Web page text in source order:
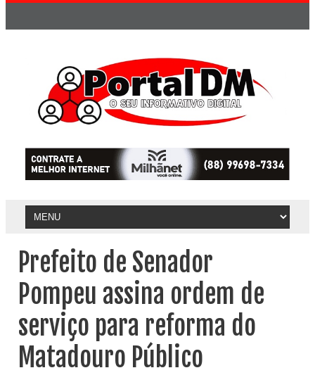
Prefeito de Senador
Pompeu assina ordem de
serviço para reforma do
Matadouro Público